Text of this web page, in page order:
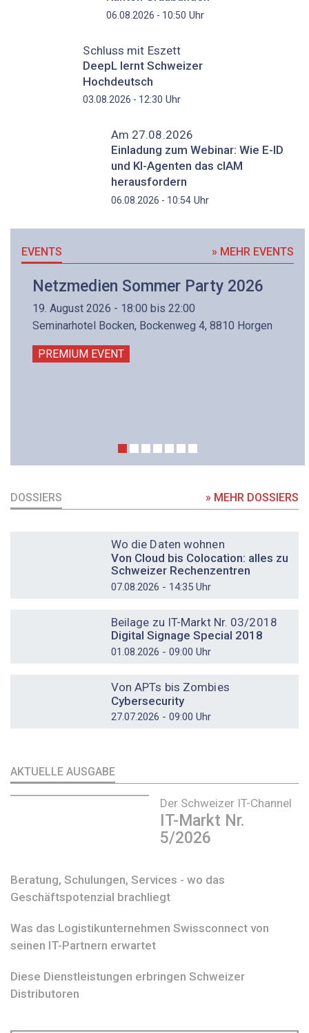
06.08.2026 - 10:50 Uhr
Schluss mit Eszett
DeepL lernt Schweizer
Hochdeutsch
03.08.2026 - 12:30 Uhr
Am 27.08.2026
Einladung zum Webinar: Wie E-ID
und KI-Agenten das cIAM
herausfordern
06.08.2026 - 10:54Uhr
EVENTS » MEHR EVENTS
Netzmedien Sommer Party 2026
19. August 2026 - 18:00 bis 22:00
Seminarhotel Bocken, Bockenweg 4, 8810 Horgen
PREMIUM EVENT
DOSSIERS » MEHR DOSSIERS
Wo die Daten wohnen
Von Cloud bis Colocation: alles zu
Schweizer Rechenzentren
07.08.2026 - 14:35 Uhr
Beilage zu IT-Markt Nr. 03/2018
Digital Signage Special 2018
01.08.2026 - 09:00 Uhr
Von APTs bis Zombies
Cybersecurity
27.07.2026 - 09:00 Uhr
AKTUELLE AUSGABE
Der Schweizer IT-Channel
IT-Markt Nr.
5/2026
Beratung, Schulungen, Services - wo das
Geschäftspotenzial brachliegt
Was das Logistikunternehmen Swissconnect von
seinen IT-Partnern erwartet
Diese Dienstleistungen erbringen Schweizer
Distributoren